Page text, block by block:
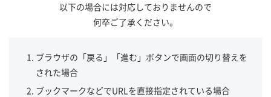
以下の場合には対応しておりませんので
何卒ご了承ください。
ブラウザの「戻る」「進む」ボタンで画面の切り替えを
された場合
ブックマークなどでURLを直接指定されている場合